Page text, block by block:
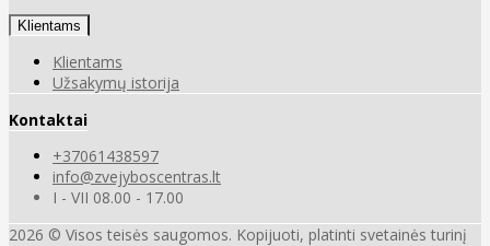
Klientams
Klientams
Užsakymų istorija
Kontaktai
+37061438597
info@zvejyboscentras.lt
I - VII 08.00 - 17.00
2026 © Visos teisės saugomos. Kopijuoti, platinti svetainės turinį